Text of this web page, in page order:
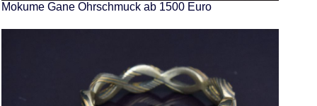
Mokume Gane Ohrschmuck ab 1500 Euro